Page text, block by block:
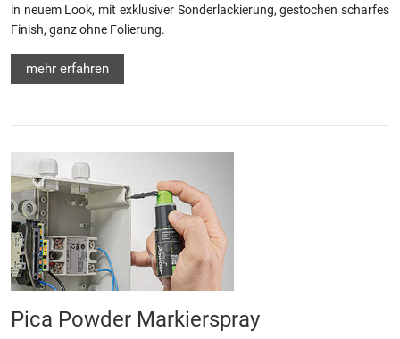
in neuem Look, mit exklusiver Sonderlackierung, gestochen scharfes
Finish, ganz ohne Folierung.
mehr erfahren
Pica Powder Markierspray